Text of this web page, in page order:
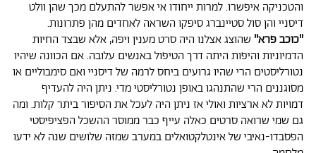
והטכניקה איפשרו. למרות ייחודו אי אפשר להתעלם מכך שהן וולט
דיסניי והן סול סטיינברג סיפקו השראה לאחדים מהן פתרונות.
"כוכב פרא" שהוצג אצלנו היה סרט מענין ויפה, אלא שבצד החיות
הדמיוניות והיפות היתה דרך הטיפול באנשים עלובה. אם הכוונה שיהיו
נטורליסטים הרי שהיו גרועים ביחס לרמה של דיסניי ואם סימבוליים או
מסוגננים הרי שהתנהגו באופן נטורליסטי מדי. ניתן היה להעדיף
דמויות לא ארציות ואולי אז ניתן היה לעכל את הסיפור ביתר קלות. ומה
גם שמי שרואה סרטים כאלה עייף כבר ממוסר ההשכל הפציפיסטי
הפסבדו-נאיבי של אינטלקטואלים במערב שמזה שלושים שנה לא ידעו